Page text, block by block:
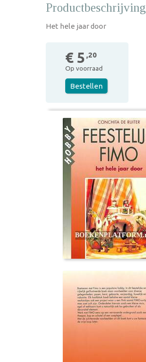
Productbeschrijving
Het hele jaar door
€ 5 ,20
Op voorraad
Bestellen